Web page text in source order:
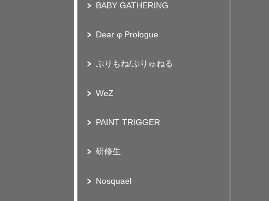
BABY GATHERING
Dear φ Prologue
ぷりもね/ぷりゅねる
WeZ
PAINT TRIGGER
研修生
Nosquael